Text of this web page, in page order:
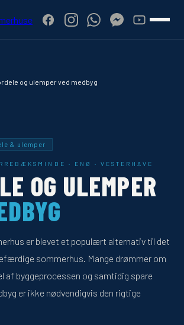
og ulemper ved medbyg
& ulemper
· ENØ · VESTERHAVE
OG ULEMPER
er blevet et populært alternativ til det
sommerhus. Mange drømmer om
af byggeprocessen og samtidig spare
er ikke nødvendigvis den rigtige